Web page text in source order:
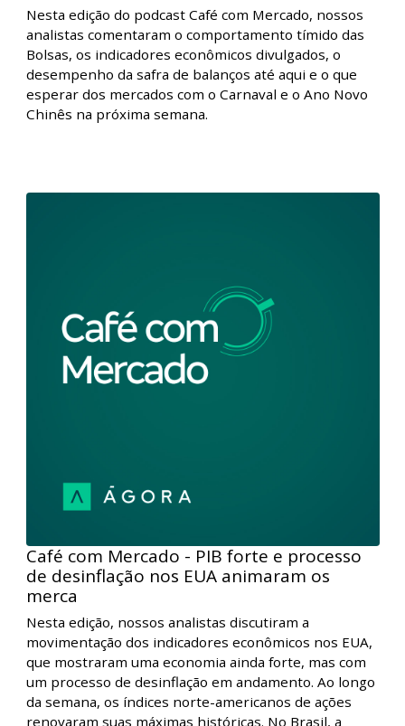
Café com Mercado – 09/02
Nesta edição do podcast Café com Mercado, nossos
analistas comentaram o comportamento tímido das
Bolsas, os indicadores econômicos divulgados, o
Chinês na próxima semana.
Café com Mercado - PIB forte e processo
de desinflação nos EUA animaram os
merca